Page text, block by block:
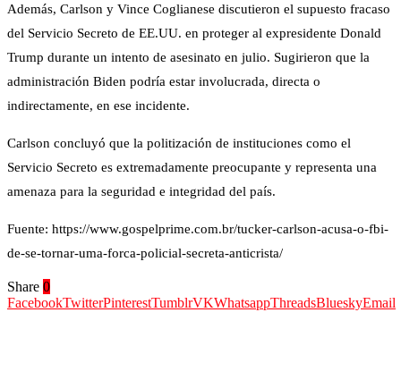
Además, Carlson y Vince Coglianese discutieron el supuesto fracaso
del Servicio Secreto de EE.UU. en proteger al expresidente Donald
Trump durante un intento de asesinato en julio. Sugirieron que la
administración Biden podría estar involucrada, directa o
indirectamente, en ese incidente.
Carlson concluyó que la politización de instituciones como el
Servicio Secreto es extremadamente preocupante y representa una
amenaza para la seguridad e integridad del país.
Fuente: https://www.gospelprime.com.br/tucker-carlson-acusa-o-fbi-
de-se-tornar-uma-forca-policial-secreta-anticrista/
Share 0
FacebookTwitterPinterestTumblrVKWhatsappThreadsBlueskyEmail